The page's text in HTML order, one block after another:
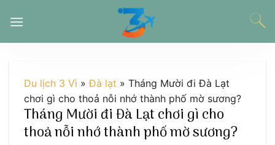
đến
Du lịch 3 Vì »Đà lạt » Tháng Mười đi Đà Lạt
chơi gì cho thoả nỗi nhớ thành phố mờ sương?
Tháng Mười đi Đà Lạt chơi gì cho
thoả nỗi nhớ thành phố mờ sương?